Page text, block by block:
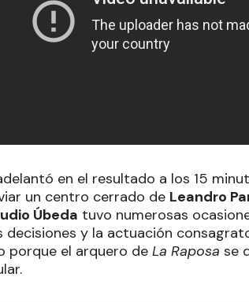
en el resultado a los 15
un centro cerrado de Leandro
Úbeda tuvo numerosas
decisiones y la actuación
porque el arquero de La Raposa se